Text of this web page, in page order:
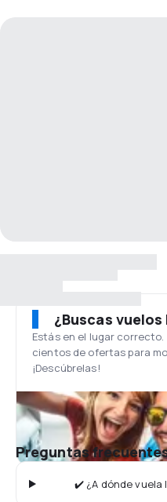
¿Buscas
Estás en el lugar
cientos de ofertas para
¡Descúbrelas!
Preguntas
✔️ ¿A dónde vuela